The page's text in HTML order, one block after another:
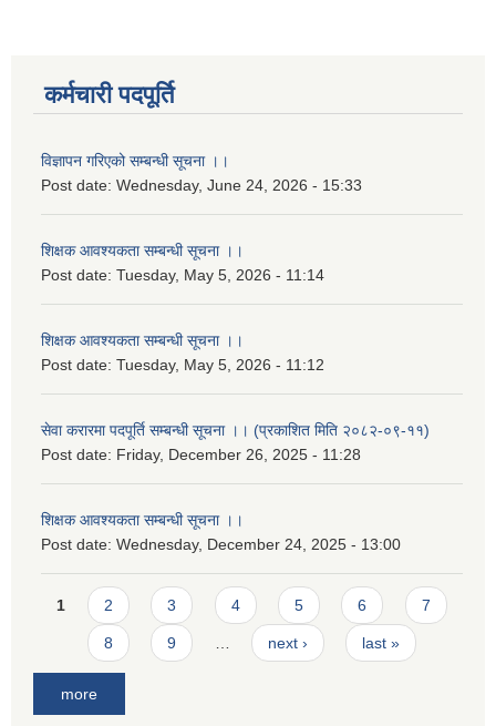
कर्मचारी पदपूर्ति
विज्ञापन गरिएको सम्बन्धी सूचना ।।
Post date: Wednesday, June 24, 2026 - 15:33
शिक्षक आवश्यकता सम्बन्धी सूचना ।।
Post date: Tuesday, May 5, 2026 - 11:14
शिक्षक आवश्यकता सम्बन्धी सूचना ।।
Post date: Tuesday, May 5, 2026 - 11:12
सेवा करारमा पदपूर्ति सम्बन्धी सूचना ।। (प्रकाशित मिति २०८२-०९-११)
Post date: Friday, December 26, 2025 - 11:28
शिक्षक आवश्यकता सम्बन्धी सूचना ।।
Post date: Wednesday, December 24, 2025 - 13:00
Pages
1 2 3 4 5 6 7
8 9 next › last »
more